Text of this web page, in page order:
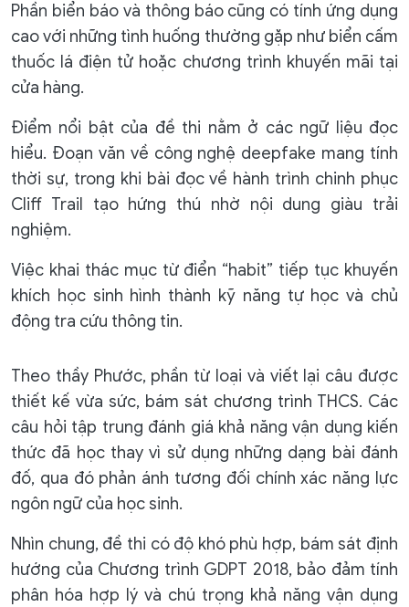
Phần biển báo và thông báo cũng có tính ứng dụng
cao với những tình huống thường gặp như biển cấm
thuốc lá điện tử hoặc chương trình khuyến mãi tại
cửa hàng.
Điểm nổi bật của đề thi nằm ở các ngữ liệu đọc
hiểu. Đoạn văn về công nghệ deepfake mang tính
thời sự, trong khi bài đọc về hành trình chinh phục
Cliff Trail tạo hứng thú nhờ nội dung giàu trải
nghiệm.
Việc khai thác mục từ điển “habit” tiếp tục khuyến
khích học sinh hình thành kỹ năng tự học và chủ
động tra cứu thông tin.
Theo thầy Phước, phần từ loại và viết lại câu được
thiết kế vừa sức, bám sát chương trình THCS. Các
câu hỏi tập trung đánh giá khả năng vận dụng kiến
thức đã học thay vì sử dụng những dạng bài đánh
đố, qua đó phản ánh tương đối chính xác năng lực
ngôn ngữ của học sinh.
Nhìn chung, đề thi có độ khó phù hợp, bám sát định
hướng của Chương trình GDPT 2018, bảo đảm tính
phân hóa hợp lý và chú trọng khả năng vận dụng